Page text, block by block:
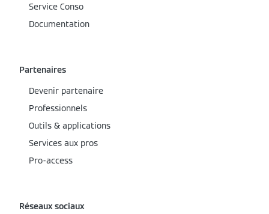
Service Conso
Documentation
Partenaires
Devenir partenaire
Professionnels
Outils & applications
Services aux pros
Pro-access
Réseaux sociaux